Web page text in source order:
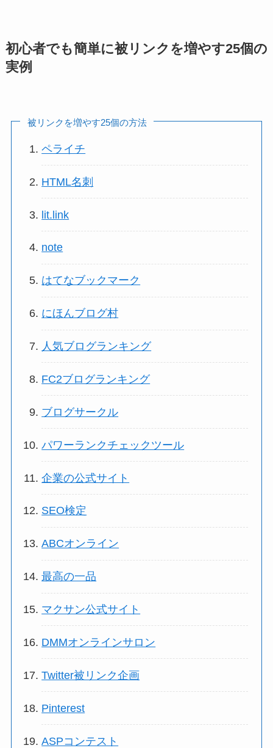
初心者でも簡単に被リンクを増やす25個の
実例
被リンクを増やす25個の方法
ペライチ
HTML名刺
lit.link
note
はてなブックマーク
にほんブログ村
人気ブログランキング
FC2ブログランキング
ブログサークル
パワーランクチェックツール
企業の公式サイト
SEO検定
ABCオンライン
最高の一品
マクサン公式サイト
DMMオンラインサロン
Twitter被リンク企画
Pinterest
ASPコンテスト